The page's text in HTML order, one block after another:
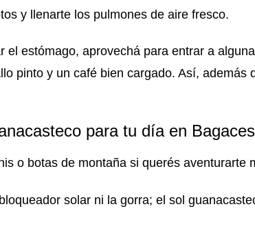
y llenarte los pulmones de aire fresco.
el estómago, aprovechá para entrar a
pinto y un café bien cargado. Así, además
para tu día en Bagaces
o botas de montaña si querés aventurarte
solar ni la gorra; el sol